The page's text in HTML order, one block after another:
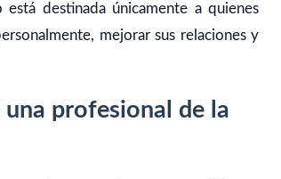
destinada únicamente a quienes
mejorar sus relaciones y
una profesional de la